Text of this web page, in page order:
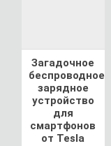
Загадочное
беспроводное
зарядное
устройство
для
смартфонов
от Tesla